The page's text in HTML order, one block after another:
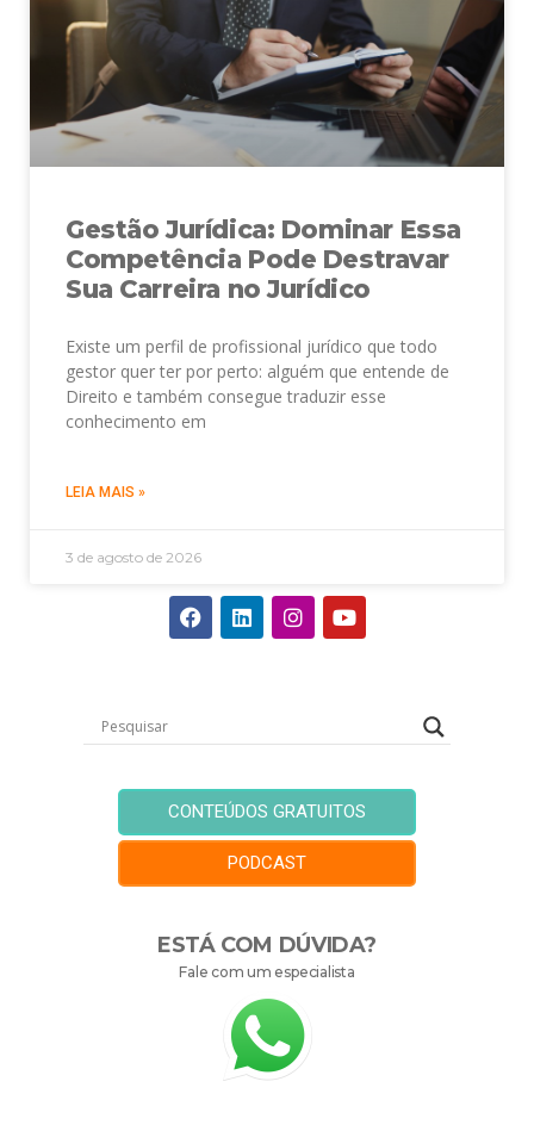
Gestão Jurídica: Dominar Essa
Competência Pode Destravar
Sua Carreira no Jurídico
Existe um perfil de profissional jurídico que todo
gestor quer ter por perto: alguém que entende de
Direito e também consegue traduzir esse
conhecimento em
LEIA MAIS »
3 de agosto de 2026
CONTEÚDOS GRATUITOS
PODCAST
ESTÁ COM DÚVIDA?
Fale com um especialista